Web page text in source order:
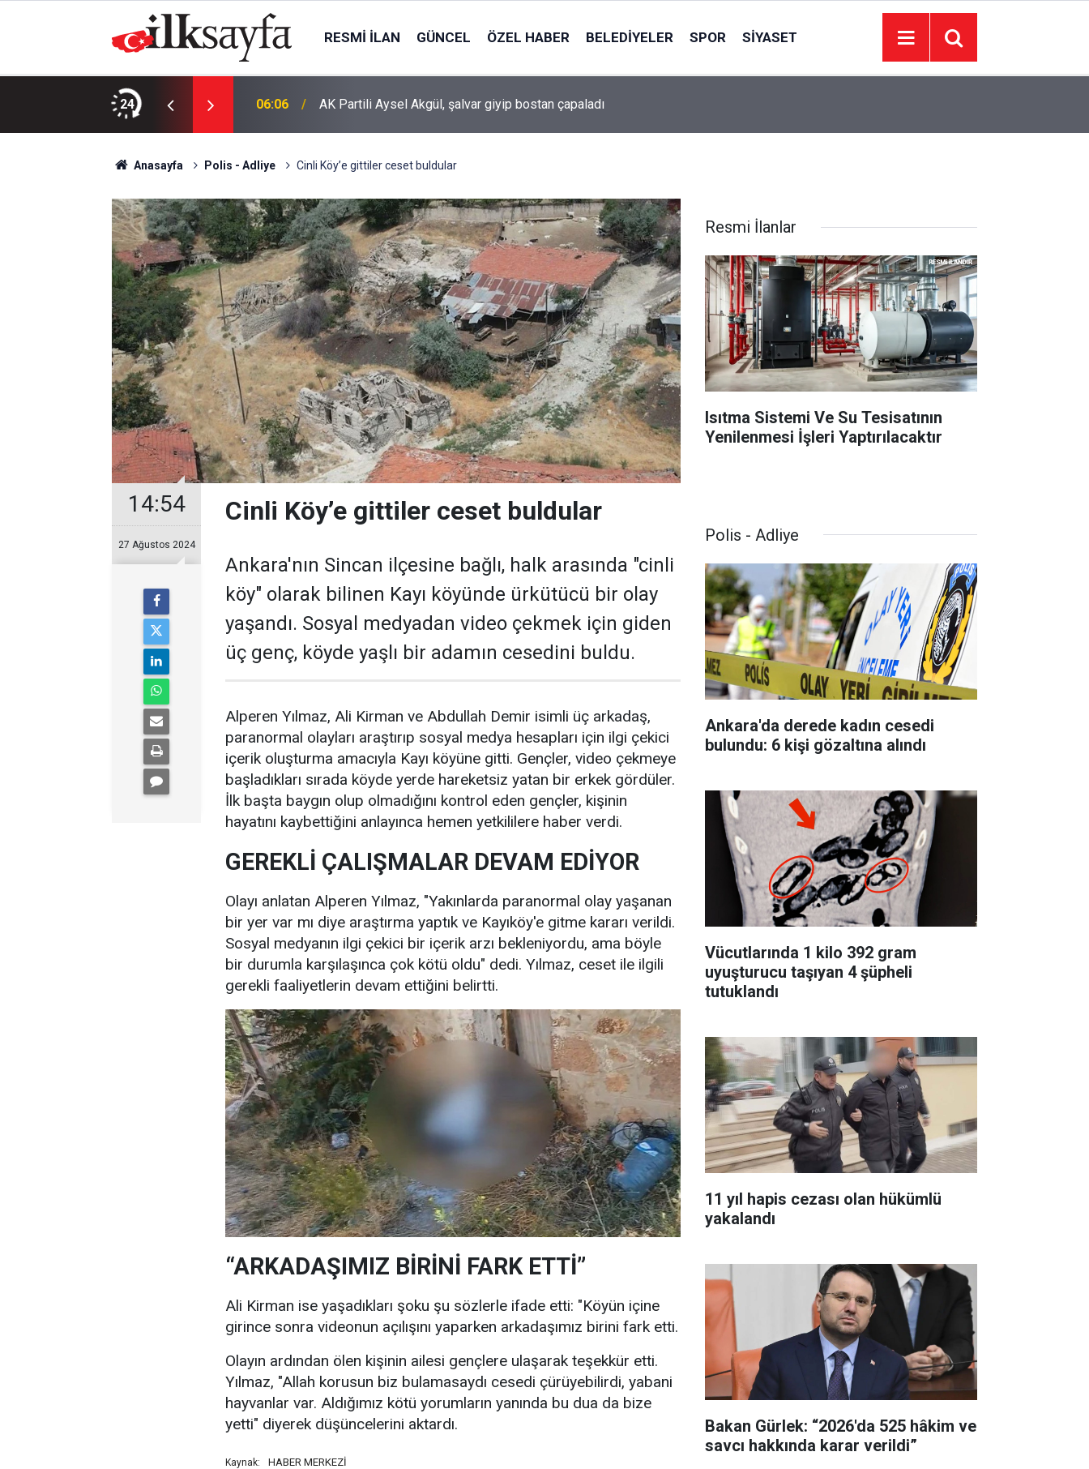
RESMI İLAN GÜNCEL ÖZEL HABER BELEDIYELER SPOR SIYASET
24
çalışmaya başladı 06:06 AK Partili Aysel Akgül, şalvar giyip bostan çapaladı
Anasayfa Polis - Adliye Cinli Köy’e gittiler ceset buldular
14:54
27 Ağustos 2024
Cinli Köy’e gittiler ceset buldular
Ankara'nın Sincan ilçesine bağlı, halk arasında "cinli
köy" olarak bilinen Kayı köyünde ürkütücü bir olay
yaşandı. Sosyal medyadan video çekmek için giden
üç genç, köyde yaşlı bir adamın cesedini buldu.
Alperen Yılmaz, Ali Kirman ve Abdullah Demir isimli üç arkadaş,
paranormal olayları araştırıp sosyal medya hesapları için ilgi çekici
içerik oluşturma amacıyla Kayı köyüne gitti. Gençler, video çekmeye
başladıkları sırada köyde yerde hareketsiz yatan bir erkek gördüler.
İlk başta baygın olup olmadığını kontrol eden gençler, kişinin
hayatını kaybettiğini anlayınca hemen yetkililere haber verdi.
GEREKLİ ÇALIŞMALAR DEVAM EDİYOR
Olayı anlatan Alperen Yılmaz, "Yakınlarda paranormal olay yaşanan
bir yer var mı diye araştırma yaptık ve Kayıköy'e gitme kararı verildi.
Sosyal medyanın ilgi çekici bir içerik arzı bekleniyordu, ama böyle
bir durumla karşılaşınca çok kötü oldu" dedi. Yılmaz, ceset ile ilgili
gerekli faaliyetlerin devam ettiğini belirtti.
“ARKADAŞIMIZ BİRİNİ FARK ETTİ”
Ali Kirman ise yaşadıkları şoku şu sözlerle ifade etti: "Köyün içine
girince sonra videonun açılışını yaparken arkadaşımız birini fark etti.
Olayın ardından ölen kişinin ailesi gençlere ulaşarak teşekkür etti.
Yılmaz, "Allah korusun biz bulamasaydı cesedi çürüyebilirdi, yabani
hayvanlar var. Aldığımız kötü yorumların yanında bu dua da bize
yetti" diyerek düşüncelerini aktardı.
Kaynak: HABER MERKEZİ
Resmi İlanlar
Isıtma Sistemi Ve Su Tesisatının
Yenilenmesi İşleri Yaptırılacaktır
Polis - Adliye
Ankara'da derede kadın cesedi
bulundu: 6 kişi gözaltına alındı
Vücutlarında 1 kilo 392 gram
uyuşturucu taşıyan 4 şüpheli
tutuklandı
11 yıl hapis cezası olan hükümlü
yakalandı
Bakan Gürlek: “2026'da 525 hâkim ve
savcı hakkında karar verildi”